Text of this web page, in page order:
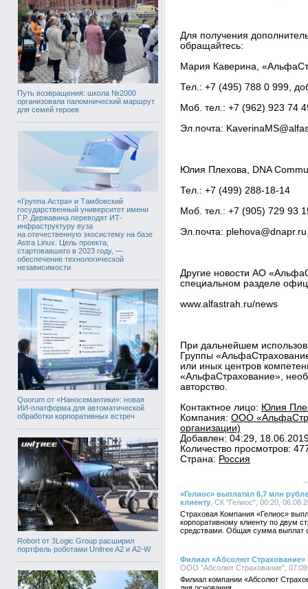
Путь возвращения: школа №2000
организовала паломнический маршрут
для семей героев
«Группа Астра» и Тамбовский
государственный университет имени
Г.Р. Державина переводят ИТ-
инфраструктуру вуза
на отечественную экосистему на базе
Astra Linux. Цель проекта,
стартовавшего в 2023 году, —
обеспечение технологической
независимости
Quorum от «Наносемантики»: новая
ИИ-платформа для автоматической
обработки корпоративных встреч
Robort от 3Logic Group расширил
портфель роботами Unitree A2 и A2-W
Для получения
обращайтесь:
Мария Каверина,
Тел.: +7 (495) 788 0 999,
Моб. тел.: +7 (962) 923 74
Эл.почта:
Юлия Плехова, DNA
Тел.: +7 (499) 288-18-14
Моб. тел.: +7 (905) 729 93
Эл.почта: plehova@dnapr.ru
Другие новости АО
специальном разделе
www.alfastrah.ru/news
При дальнейшем
Группы
или иных центров
«АльфаСтрахование»,
авторство.
Контактное лицо: Юлия
Компания: ООО
организации)
Добавлен: 04:29,
Количество просмотров:
Страна: Россия
«Гелиос» выплатил 6,7 млн
клиенту , СК "Гелиос", 00:20,
Страховая Компания «Гелиос»
корпоративному клиенту по двум
средствами. Общая сумма выплат
Филиал «Абсолют Страхование»
ООО "Абсолют Страхование",
Филиал компании «Абсолют